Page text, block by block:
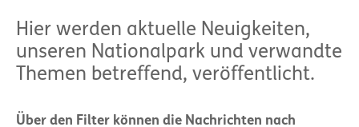
Hier werden aktuelle Neuigkeiten,
unseren Nationalpark und verwandte
Themen betreffend, veröffentlicht.
Über den Filter können die Nachrichten nach